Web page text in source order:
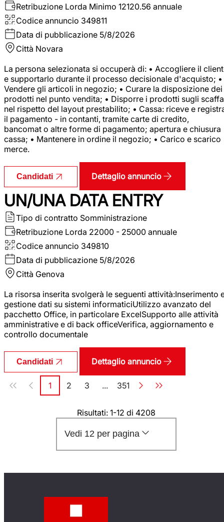
Retribuzione Lorda Minimo 12120.56 annuale
Codice annuncio 349811
Data di pubblicazione 5/8/2026
Città Novara
La persona selezionata si occuperà di: • Accogliere il
e supportarlo durante il processo decisionale d'acquisto; •
Vendere gli articoli in negozio; • Curare la disposizione dei
prodotti nel punto vendita; • Disporre i prodotti sugli
nel rispetto del layout prestabilito; • Cassa: riceve e
il pagamento - in contanti, tramite carte di credito,
bancomat o altre forme di pagamento; apertura e chiusura
cassa; • Mantenere in ordine il negozio; • Carico e scarico
merce.
Candidati Dettaglio annuncio
UN/UNA DATA ENTRY
Tipo di contratto Somministrazione
Retribuzione Lorda 22000 - 25000 annuale
Codice annuncio 349810
Data di pubblicazione 5/8/2026
Città Genova
La risorsa inserita svolgerà le seguenti attività:Inserimento
gestione dati su sistemi informaticiUtilizzo avanzato del
pacchetto Office, in particolare ExcelSupporto alle attività
amministrative e di back officeVerifica, aggiornamento e
controllo documentale
Candidati Dettaglio annuncio
Paginazione
Pagina
1 Pagina
2 Pagina
3 ... Pagina
351
Risultati: 1-12 di 4208
Vedi 12 per pagina